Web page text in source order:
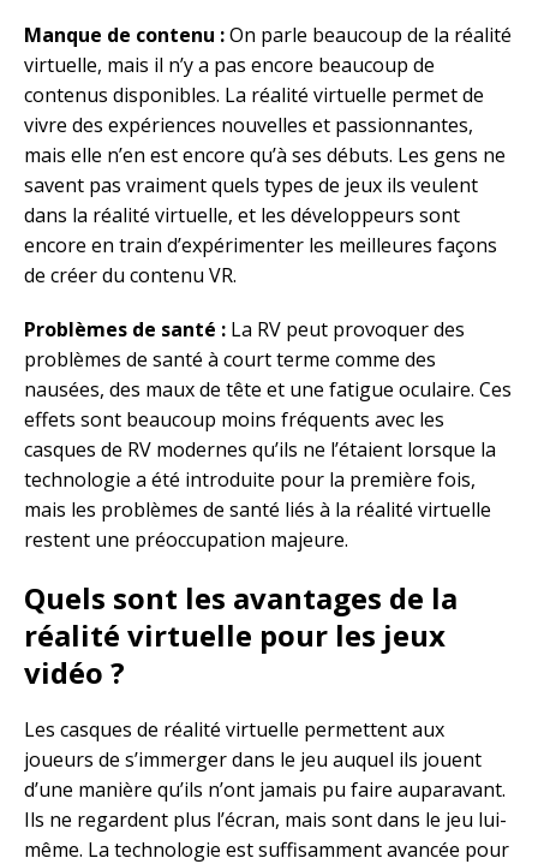
Manque de contenu :On parle beaucoup de la réalité
virtuelle, mais il n’y a pas encore beaucoup de
contenus disponibles. La réalité virtuelle permet de
vivre des expériences nouvelles et passionnantes,
mais elle n’en est encore qu’à ses débuts. Les gens ne
savent pas vraiment quels types de jeux ils veulent
dans la réalité virtuelle, et les développeurs sont
encore en train d’expérimenter les meilleures façons
de créer du contenu VR.
Problèmes de santé : La RV peut provoquer des
problèmes de santé à court terme comme des
nausées, des maux de tête et une fatigue oculaire. Ces
effets sont beaucoup moins fréquents avec les
casques de RV modernes qu’ils ne l’étaient lorsque la
technologie a été introduite pour la première fois,
mais les problèmes de santé liés à la réalité virtuelle
restent une préoccupation majeure.
Quels sont les avantages de la
réalité virtuelle pour les jeux
vidéo ?
Les casques de réalité virtuelle permettent aux
joueurs de s’immerger dans le jeu auquel ils jouent
d’une manière qu’ils n’ont jamais pu faire auparavant.
Ils ne regardent plus l’écran, mais sont dans le jeu lui-
même. La technologie est suffisamment avancée pour